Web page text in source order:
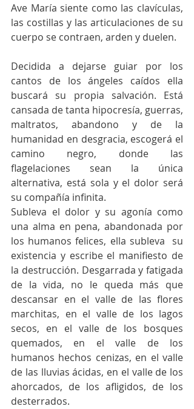
Ave María siente como las clavículas,
las costillas y las articulaciones de su
cuerpo se contraen, arden y duelen.
Decidida a dejarse guiar por los
cantos de los ángeles caídos ella
buscará su propia salvación. Está
cansada de tanta hipocresía, guerras,
maltratos, abandono y de la
humanidad en desgracia, escogerá el
camino negro, donde las
flagelaciones sean la única
alternativa, está sola y el dolor será
su compañía infinita.
Subleva el dolor y su agonía como
una alma en pena, abandonada por
los humanos felices, ella subleva  su
existencia y escribe el manifiesto de
la destrucción. Desgarrada y fatigada
de la vida, no le queda más que
descansar en el valle de las flores
marchitas, en el valle de los lagos
secos, en el valle de los bosques
quemados, en el valle de los
humanos hechos cenizas, en el valle
de las lluvias ácidas, en el valle de los
ahorcados, de los afligidos, de los
desterrados.